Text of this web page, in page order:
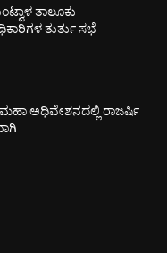
ತಾಲೂಕು
ತುರ್ತು ಸಭೆ
ಅಧಿವೇಶನದಲ್ಲಿ ರಾಜರ್ಷಿ